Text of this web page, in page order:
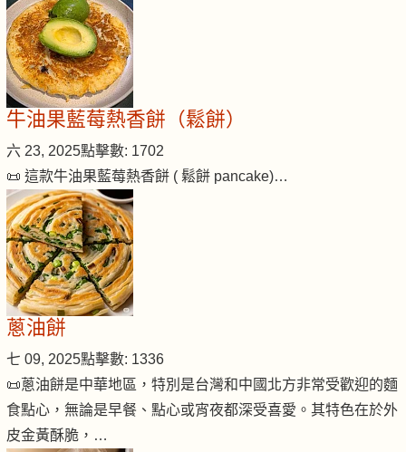
牛油果藍莓熱香餅（鬆餅）
六 23, 2025點擊數: 1702
📜 這款牛油果藍莓熱香餅 ( 鬆餅 pancake)…
蔥油餅
七 09, 2025點擊數: 1336
📜蔥油餅是中華地區，特別是台灣和中國北方非常受歡迎的麵
食點心，無論是早餐、點心或宵夜都深受喜愛。其特色在於外
皮金黃酥脆，…